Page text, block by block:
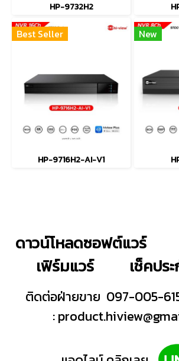
HP-9732H2
Best Seller
HP-9716H2-AI-V1
New
ดาวน์โหลดซอฟต์แวร์
เฟิร์มแวร์
เช็คปร
ติดต่อฝ่ายขาย 097-005-
: